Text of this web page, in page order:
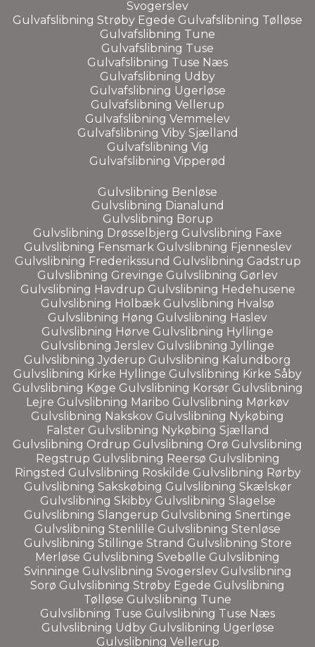
Svogerslev
Gulvafslibning Strøby Egede Gulvafslibning Tølløse
Gulvafslibning Tune
Gulvafslibning Tuse
Gulvafslibning Tuse Næs
Gulvafslibning Udby
Gulvafslibning Ugerløse
Gulvafslibning Vellerup
Gulvafslibning Vemmelev
Gulvafslibning Viby Sjælland
Gulvafslibning Vig
Gulvafslibning Vipperød
Gulvslibning Benløse
Gulvslibning Dianalund
Gulvslibning Borup
Gulvslibning Drøsselbjerg Gulvslibning Faxe
Gulvslibning Fensmark Gulvslibning Fjenneslev
Gulvslibning Frederikssund Gulvslibning Gadstrup
Gulvslibning Grevinge Gulvslibning Gørlev
Gulvslibning Havdrup Gulvslibning Hedehusene
Gulvslibning Holbæk Gulvslibning Hvalsø
Gulvslibning Høng Gulvslibning Haslev
Gulvslibning Hørve Gulvslibning Hyllinge
Gulvslibning Jerslev Gulvslibning Jyllinge
Gulvslibning Jyderup Gulvslibning Kalundborg
Gulvslibning Kirke Hyllinge Gulvslibning Kirke Såby
Gulvslibning Køge Gulvslibning Korsør Gulvslibning
Lejre Gulvslibning Maribo Gulvslibning Mørkøv
Gulvslibning Nakskov Gulvslibning Nykøbing
Falster Gulvslibning Nykøbing Sjælland
Gulvslibning Ordrup Gulvslibning Orø Gulvslibning
Regstrup Gulvslibning Reersø Gulvslibning
Ringsted Gulvslibning Roskilde Gulvslibning Rørby
Gulvslibning Sakskøbing Gulvslibning Skælskør
Gulvslibning Skibby Gulvslibning Slagelse
Gulvslibning Slangerup Gulvslibning Snertinge
Gulvslibning Stenlille Gulvslibning Stenløse
Gulvslibning Stillinge Strand Gulvslibning Store
Merløse Gulvslibning Svebølle Gulvslibning
Svinninge Gulvslibning Svogerslev Gulvslibning
Sorø Gulvslibning Strøby Egede Gulvslibning
Tølløse Gulvslibning Tune
Gulvslibning Tuse Gulvslibning Tuse Næs
Gulvslibning Udby Gulvslibning Ugerløse
Gulvslibning Vellerup